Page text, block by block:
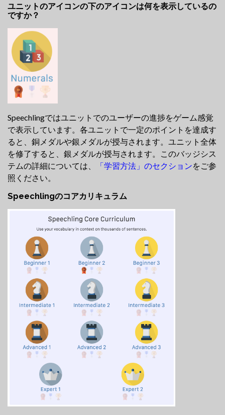
ユニットのアイコンの下のアイコンは何を表示しているの
ですか？
Speechlingではユニットでのユーザーの進捗をゲーム感覚
で表示しています。各ユニットで一定のポイントを達成す
ると、銅メダルや銀メダルが授与されます。ユニット全体
を修了すると、銀メダルが授与されます。このバッジシス
テムの詳細については、
「学習方法」のセクションをご参
照ください。
Speechlingのコアカリキュラム